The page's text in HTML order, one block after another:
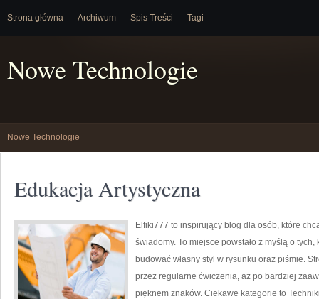
Strona główna Archiwum Spis Treści Tagi
Nowe Technologie
Nowe Technologie
Edukacja Artystyczna
Elfiki777 to inspirujący blog dla osób, które
świadomy. To miejsce powstało z myślą o
budować własny styl w rysunku oraz piśmie.
przez regularne ćwiczenia, aż po bardziej
pięknem znaków. Ciekawe kategorie to